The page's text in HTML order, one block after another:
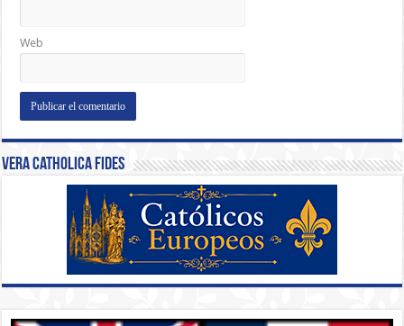
Web
Vera Catholica Fides